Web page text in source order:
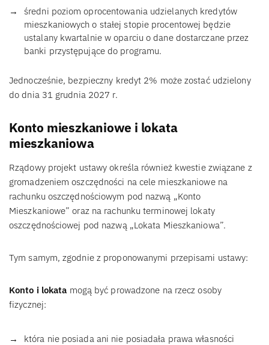
średni poziom oprocentowania udzielanych kredytów
mieszkaniowych o stałej stopie procentowej będzie
ustalany kwartalnie w oparciu o dane dostarczane przez
banki przystępujące do programu.
Jednocześnie, bezpieczny kredyt 2% może zostać udzielony
do dnia 31 grudnia 2027 r.
Konto mieszkaniowe i lokata
mieszkaniowa
Rządowy projekt ustawy określa również kwestie związane z
gromadzeniem oszczędności na cele mieszkaniowe na
rachunku oszczędnościowym pod nazwą „Konto
Mieszkaniowe” oraz na rachunku terminowej lokaty
oszczędnościowej pod nazwą „Lokata Mieszkaniowa”.
Tym samym, zgodnie z proponowanymi przepisami ustawy:
Konto i lokata mogą być prowadzone na rzecz osoby
fizycznej:
która nie posiada ani nie posiadała prawa własności